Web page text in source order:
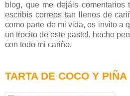
blog, que me dejáis comentarios
escribís correos tan llenos de
como parte de mi vida, os invito a
un trocito de este pastel, hecho
con todo mi cariño.
TARTA DE COCO Y PIÑA